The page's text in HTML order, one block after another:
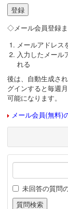
◇メール会員登録
メールアドレス
入力したメール
れる
後は、自動生成さ
グインすると毎週
可能になります。
メール会員(無料)
未回答の質問